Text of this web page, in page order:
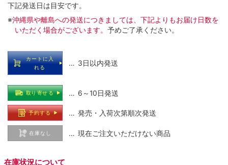
下記発送日は目安です。
※沖縄県や離島への発送につきましては、下記よりもお届け日数を
いただく場合がございます。 予めご了承ください。
カートに入
れる
… 3日以内発送
取り寄せる … 6～10日発送
予約する … 発売・入荷次第順次発送
在庫なし … 現在ご注文いただけない商品
在庫状況について